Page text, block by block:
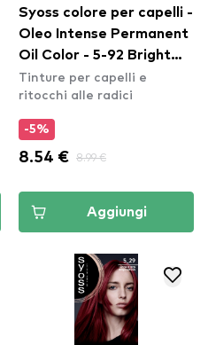
Syoss colore per capelli -
Oleo Intense Permanent
Oil Color - 5-92 Bright
Red
Tinture per capelli e
ritocchi alle radici
-5%
8.54 € 8.99 €
Aggiungi